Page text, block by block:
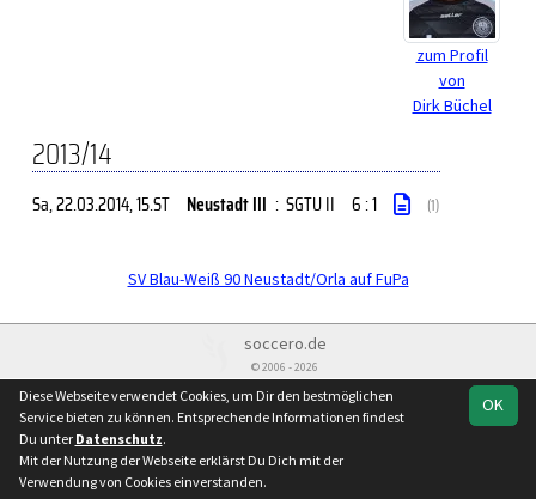
zum Profil
von
Dirk Büchel
2013/14
Sa, 22.03.2014, 15.ST Neustadt III : SGTU II 6 : 1 (1)
SV Blau-Weiß 90 Neustadt/Orla auf FuPa
soccero.de
© 2006 - 2026
Besucherstatistik Kontakt Impressum
Geburtstage
Datenschutz
OK
Diese Webseite verwendet Cookies, um Dir den bestmöglichen
Service bieten zu können. Entsprechende Informationen findest
Du unter Datenschutz.
Mit der Nutzung der Webseite erklärst Du Dich mit der
Verwendung von Cookies einverstanden.